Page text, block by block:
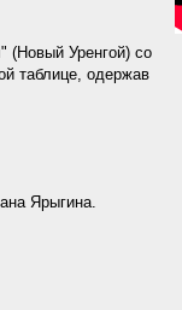
(Новый Уренгой) со
таблице, одержав
Ярыгина.